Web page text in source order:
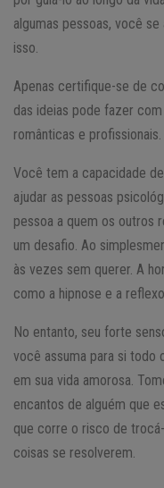
algumas pessoas, você
isso.
Apenas certifique-se de
das ideias pode fazer
românticas e profissionais.
Você tem a capacidade
ajudar as pessoas
pessoa a quem os outros
um desafio. Ao
às vezes sem querer. A
como a hipnose e a
No entanto, seu forte
você assuma para si todo
em sua vida amorosa.
encantos de alguém que
que corre o risco de
coisas se resolverem.